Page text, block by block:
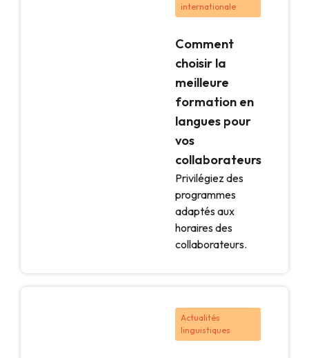
internationale
Comment
choisir la
meilleure
formation en
langues pour
vos
collaborateurs
Privilégiez des
programmes
adaptés aux
horaires des
collaborateurs.
Actualités
linguistiques